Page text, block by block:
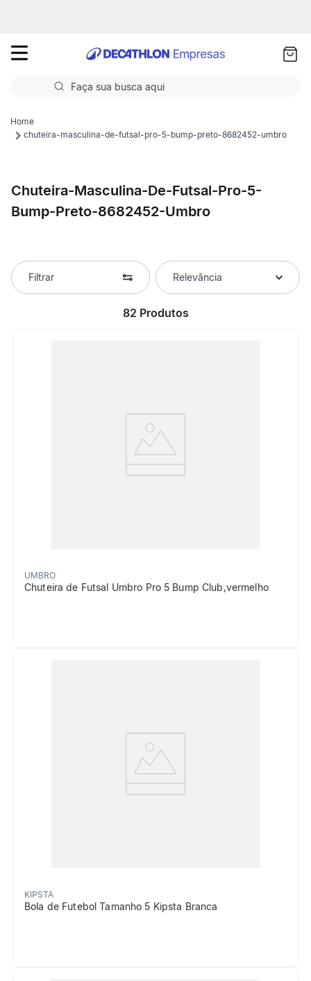
Faça sua busca aqui
Termos mais buscados
2ºCorrida
3ºBasquete
5ºFutebol Campo
chuteira-masculina-de-futsal-pro-5-bump-preto-8682452-umbro
Chuteira-Masculina-De-Futsal-Pro-5-
Bump-Preto-8682452-Umbro
Filtrar Relevância
82 Produtos
UMBRO
Chuteira de Futsal Umbro Pro 5 Bump Club,vermelho
KIPSTA
Bola de Futebol Tamanho 5 Kipsta Branca